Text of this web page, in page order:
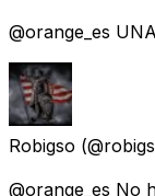
@orange_es
Robigso
@orange_es No